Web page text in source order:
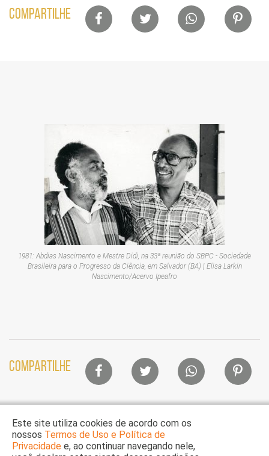
COMPARTILHELista
1981: Abdias Nascimento e Mestre Didi, na 33ª reunião do SBPC - Sociedade
Brasileira para o Progresso da Ciência, em Salvador (BA) | Elisa Larkin
Nascimento/Acervo Ipeafro
COMPARTILHELista
redes
sociais
Este site utiliza cookies de acordo com os
nossos Termos de Uso e Política de
Privacidade e, ao continuar navegando nele,